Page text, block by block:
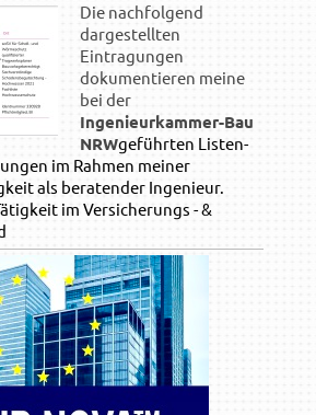
Die nachfolgend
dargestellten
Eintragungen
dokumentieren meine
bei der
Ingenieurkammer-Bau
NRWgeführten Listen-
im Rahmen meiner
als beratender Ingenieur.
im Versicherungs - &